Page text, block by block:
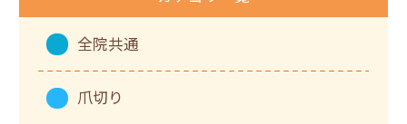
全院共通
爪切り